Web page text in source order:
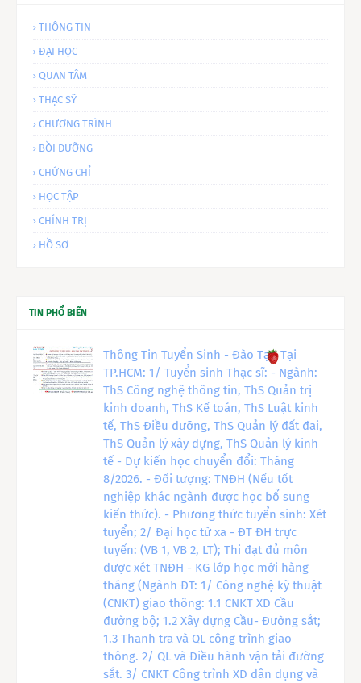
THÔNG TIN
ĐẠI HỌC
QUAN TÂM
THẠC SỸ
CHƯƠNG TRÌNH
BỒI DƯỠNG
CHỨNG CHỈ
HỌC TẬP
CHÍNH TRỊ
HỒ SƠ
TIN PHỔ BIẾN
Thông Tin Tuyển Sinh - Đào Tạo Tại
TP.HCM: 1/ Tuyển sinh Thạc sĩ: - Ngành:
ThS Công nghệ thông tin, ThS Quản trị
kinh doanh, ThS Kế toán, ThS Luật kinh
tế, ThS Điều dưỡng, ThS Quản lý đất đai,
ThS Quản lý xây dựng, ThS Quản lý kinh
tế - Dự kiến học chuyển đổi: Tháng
8/2026. - Đối tượng: TNĐH (Nếu tốt
nghiệp khác ngành được học bổ sung
kiến thức). - Phương thức tuyển sinh: Xét
tuyển; 2/ Đại học từ xa - ĐT ĐH trực
tuyến: (VB 1, VB 2, LT); Thi đạt đủ môn
được xét TNĐH - KG lớp học mới hàng
tháng (Ngành ĐT: 1/ Công nghệ kỹ thuật
(CNKT) giao thông: 1.1 CNKT XD Cầu
đường bộ; 1.2 Xây dựng Cầu- Đường sắt;
1.3 Thanh tra và QL công trình giao
thông. 2/ QL và Điều hành vận tải đường
sắt. 3/ CNKT Công trình XD dân dụng và